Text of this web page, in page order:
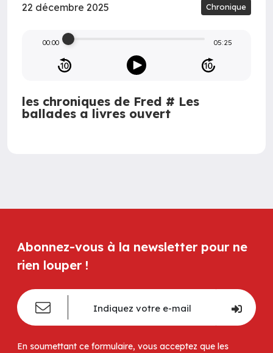
22 décembre 2025 Chronique
00:00 05:25
les chroniques de Fred # Les
ballades a livres ouvert
Abonnez-vous à la newsletter pour ne
rien louper !
En soumettant ce formulaire, vous acceptez que les